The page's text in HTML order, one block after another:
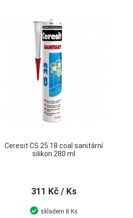
Ceresit CS 25 18 coal sanitární
silikon 280 ml
311 Kč/ Ks
skladem 8 Ks